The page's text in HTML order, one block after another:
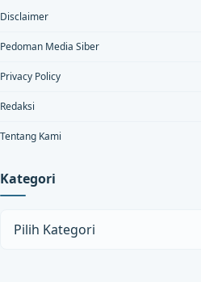
Disclaimer
Pedoman Media Siber
Privacy Policy
Redaksi
Tentang Kami
Kategori